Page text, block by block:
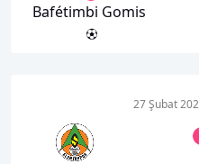
Bafétimbi Gomis
27 Şubat